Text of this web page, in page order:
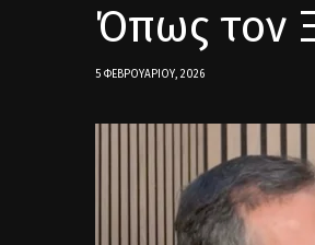
Όπως τον
5 ΦΕΒΡΟΥΑΡΊΟΥ, 2026